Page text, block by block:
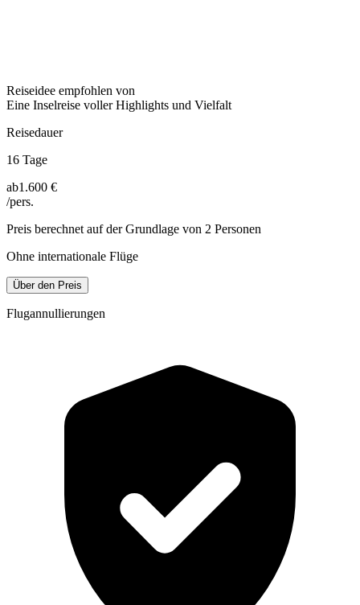
Reiseidee empfohlen von
Eine Inselreise voller Highlights und Vielfalt
Reisedauer
16 Tage
ab1.600 €
/pers.
Preis berechnet auf der Grundlage von 2 Personen
Ohne internationale Flüge
Über den Preis
Flugannullierungen